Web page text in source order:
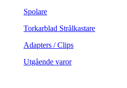
Spolare
Torkarblad Strålkastare
Adapters / Clips
Utgående varor